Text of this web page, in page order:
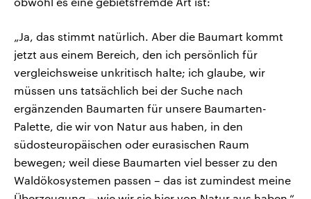
„Ja, das stimmt natürlich. Aber die Baumart kommt
jetzt aus einem Bereich, den ich persönlich für
vergleichsweise unkritisch halte; ich glaube, wir
müssen uns tatsächlich bei der Suche nach
ergänzenden Baumarten für unsere Baumarten-
Palette, die wir von Natur aus haben, in den
südosteuropäischen oder eurasischen Raum
bewegen; weil diese Baumarten viel besser zu den
Waldökosystemen passen – das ist zumindest meine